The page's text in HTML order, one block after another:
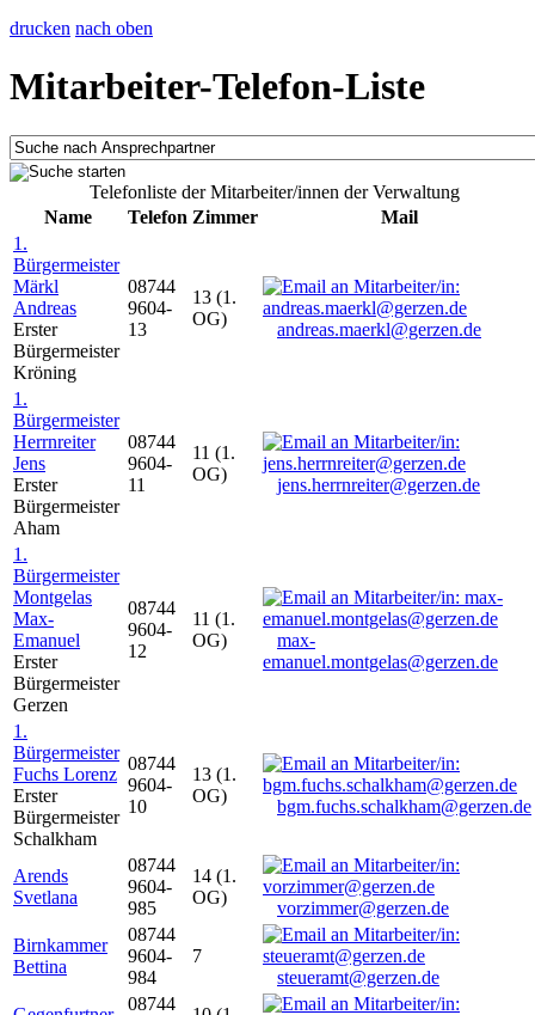
drucken nach oben
Mitarbeiter-Telefon-Liste
Telefonliste der Mitarbeiter/innen der Verwaltung
Name
Telefon Zimmer
Mail
1.
Bürgermeister
Märkl
Andreas
Erster
Bürgermeister
Kröning
08744
9604-
13
13 (1.
OG)
andreas.maerkl@gerzen.de
1.
Bürgermeister
Herrnreiter
Jens
Erster
Bürgermeister
Aham
08744
9604-
11
11 (1.
OG)
jens.herrnreiter@gerzen.de
1.
Bürgermeister
Montgelas
Max-
Emanuel
Erster
Bürgermeister
Gerzen
08744
9604-
12
11 (1.
OG)
max-
emanuel.montgelas@gerzen.de
1.
Bürgermeister
Fuchs Lorenz
Erster
Bürgermeister
Schalkham
08744
9604-
10
13 (1.
OG)
bgm.fuchs.schalkham@gerzen.de
Arends
Svetlana
08744
9604-
985
14 (1.
OG)
vorzimmer@gerzen.de
Birnkammer
Bettina
08744
9604-
984
7
steueramt@gerzen.de
08744